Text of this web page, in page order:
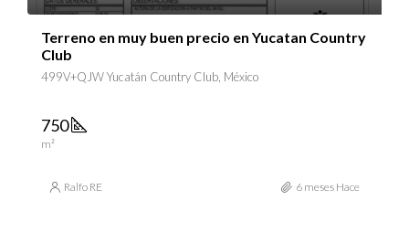
Terreno en muy buen precio en Yucatan Country
Club
499V+QJW Yucatán Country Club, México
750
m²
Ralfo RE 6 meses Hace